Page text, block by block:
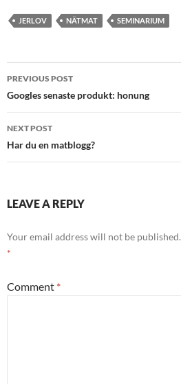
JERLOV NÄTMAT SEMINARIUM
Post
navigation
PREVIOUS POST
Googles senaste produkt: honung
NEXT POST
Har du en matblogg?
LEAVE A REPLY
Your email address will not be published.
*
Comment *